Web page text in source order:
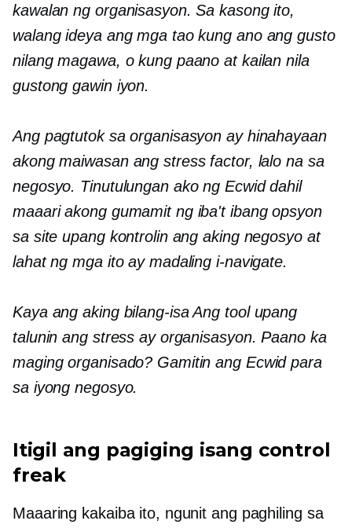
kawalan ng organisasyon. Sa kasong ito,
walang ideya ang mga tao kung ano ang gusto
nilang magawa, o kung paano at kailan nila
gustong gawin iyon.
Ang pagtutok sa organisasyon ay hinahayaan
akong maiwasan ang stress factor, lalo na sa
negosyo. Tinutulungan ako ng Ecwid dahil
maaari akong gumamit ng iba't ibang opsyon
sa site upang kontrolin ang aking negosyo at
lahat ng mga ito ay madaling i-navigate.
Kaya ang aking bilang-isaAng tool upang
talunin ang stress ay organisasyon. Paano ka
maging organisado? Gamitin ang Ecwid para
sa iyong negosyo.
Itigil ang pagiging isang control
freak
Maaaring kakaiba ito, ngunit ang paghiling sa